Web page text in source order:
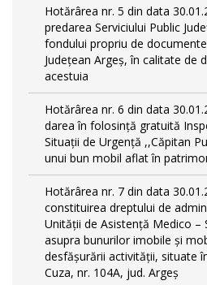
Hotărârea nr. 5 din data
predarea Serviciului Public
fondului propriu de
Județean Argeș, în calitate de
acestuia
Hotărârea nr. 6 din data
darea în folosință gratuită
Situații de Urgență ,,Căpitan
unui bun mobil aflat în
Hotărârea nr. 7 din data
constituirea dreptului de
Unității de Asistență Medico –
asupra bunurilor imobile și
desfășurării activității, situate
Cuza, nr. 104A, jud. Argeș